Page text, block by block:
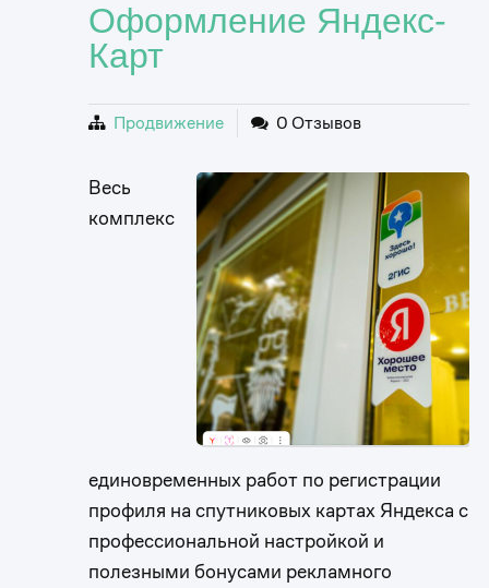
Оформление Яндекс-
Карт
Продвижение 0 Отзывов
Весь
комплекс
единовременных работ по регистрации
профиля на спутниковых картах Яндекса с
профессиональной настройкой и
полезными бонусами ​рекламного